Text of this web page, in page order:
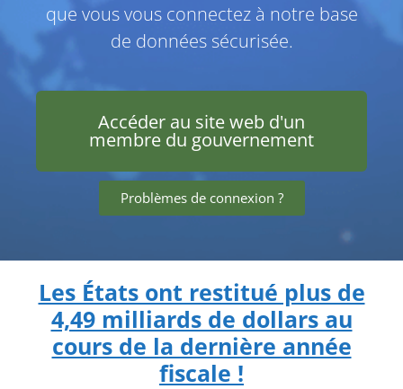
que vous vous connectez à notre base
de données sécurisée.
Accéder au site web d'un
membre du gouvernement
Problèmes de connexion ?
Les États ont restitué plus de
4,49 milliards de dollars au
cours de la dernière année
fiscale !